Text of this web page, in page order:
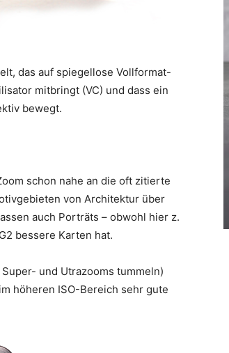
das auf spiegellose Vollformat-
mitbringt (VC) und dass ein
bewegt.
schon nahe an die oft zitierte
von Architektur über
auch Porträts – obwohl hier z.
bessere Karten hat.
und Utrazooms tummeln)
höheren ISO-Bereich sehr gute